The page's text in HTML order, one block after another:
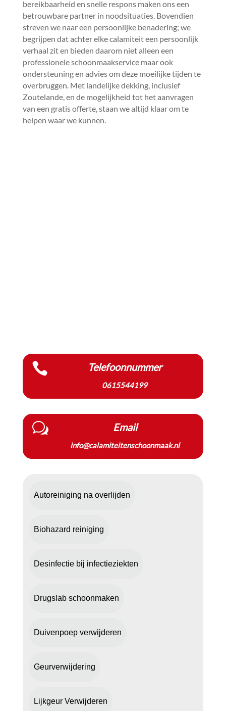
bereikbaarheid en snelle respons maken ons een
betrouwbare partner in noodsituaties.​ Bovendien
streven we naar een persoonlijke benadering; we
begrijpen dat achter elke calamiteit een persoonlijk
verhaal zit en bieden daarom niet alleen een
professionele schoonmaakservice maar ook
ondersteuning en advies om deze moeilijke tijden te
overbruggen.​ Met landelijke dekking, inclusief
Zoutelande, en de mogelijkheid tot het aanvragen
van een gratis offerte, staan we altijd klaar om te
helpen waar we kunnen.​
 Telefoonnummer
0615544199
w Email
info@calamiteitenschoonmaak.nl
Autoreiniging na overlijden
Biohazard reiniging
Desinfectie bij infectieziekten
Drugslab schoonmaken
Duivenpoep verwijderen
Geurverwijdering
Lijkgeur Verwijderen